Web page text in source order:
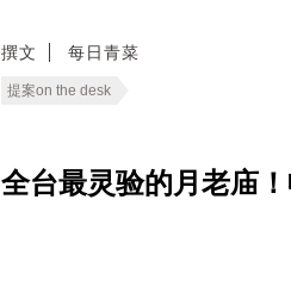
撰文 每日青菜
提案on the desk
全台最灵验的月老庙